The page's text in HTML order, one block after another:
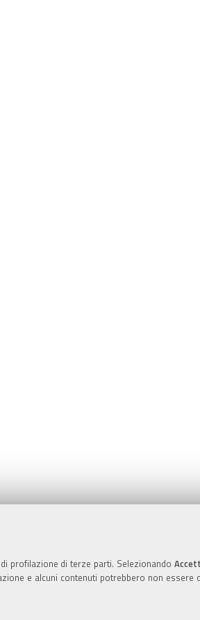
profilazione di terze parti. Selezionando
e alcuni contenuti potrebbero non